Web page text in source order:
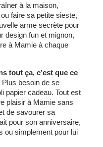
à la maison,
faire sa petite sieste,
arme secrète pour
design fun et mignon,
à Mamie à chaque
tout ça, c’est que ce
Plus besoin de se
papier cadeau. Tout est
plaisir à Mamie sans
de savourer sa
pour son anniversaire,
ou simplement pour lui